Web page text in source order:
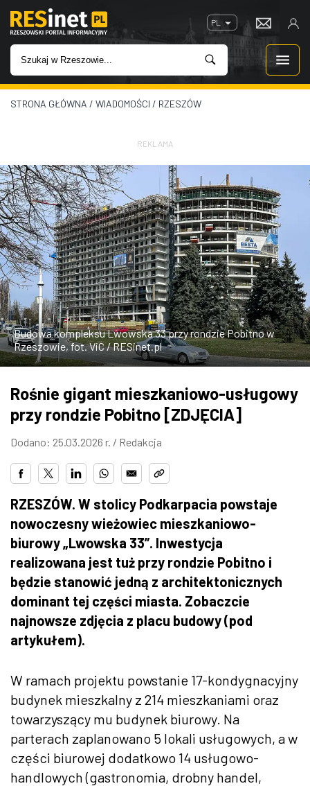
PL
WIADOMOŚCI
IMPREZY
ROZRYWKA
W KINACH
GASTRONOMIA
ZDJĘCIA
W RZESZOWIE
STRONA GŁÓWNA / WIADOMOŚCI / RZESZÓW
REKLAMA
Budowa kompleksu Lwowska 33 przy rondzie Pobitno w
Rzeszowie, fot. ViC / RESinet.pl
Rośnie gigant mieszkaniowo-usługowy
przy rondzie Pobitno [ZDJĘCIA]
Dodano: 25.03.2026 r. / Redakcja
RZESZÓW. W stolicy Podkarpacia powstaje
nowoczesny wieżowiec mieszkaniowo-
biurowy „Lwowska 33”. Inwestycja
realizowana jest tuż przy rondzie Pobitno i
będzie stanowić jedną z architektonicznych
dominant tej części miasta. Zobaczcie
najnowsze zdjęcia z placu budowy (pod
artykułem).
W ramach projektu powstanie 17-kondygnacyjny
budynek mieszkalny z 214 mieszkaniami oraz
towarzyszący mu budynek biurowy. Na
parterach zaplanowano 5 lokali usługowych, a w
części biurowej dodatkowo 14 usługowo-
handlowych (gastronomia, drobny handel,